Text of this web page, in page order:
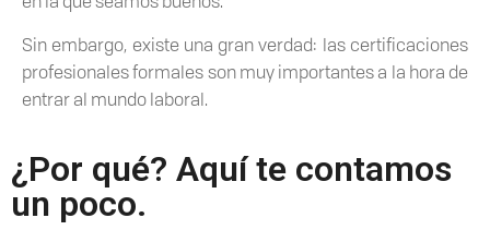
Sin embargo, existe una gran verdad: las certificaciones
profesionales formales son muy importantes a la hora de
entrar al mundo laboral.
¿Por qué? Aquí te contamos
un poco.